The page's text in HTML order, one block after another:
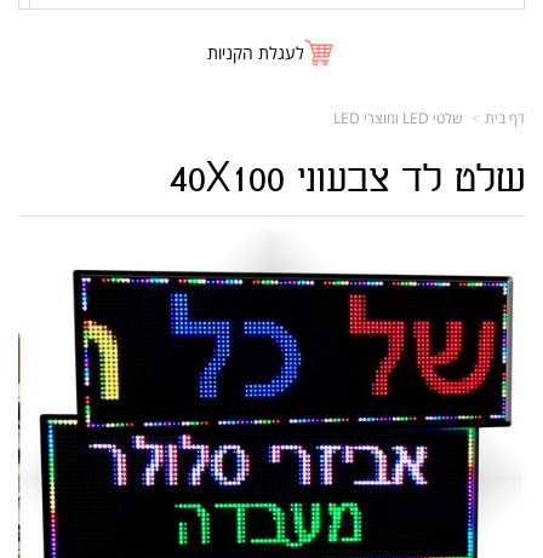
לעגלת הקניות
דף בית שלטי LED ומוצרי LED
שלט לד צבעוני 40X100